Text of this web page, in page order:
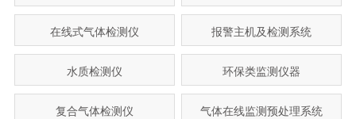
在线式气体检测仪 报警主机及检测系统
水质检测仪 环保类监测仪器
复合气体检测仪 气体在线监测预处理系统